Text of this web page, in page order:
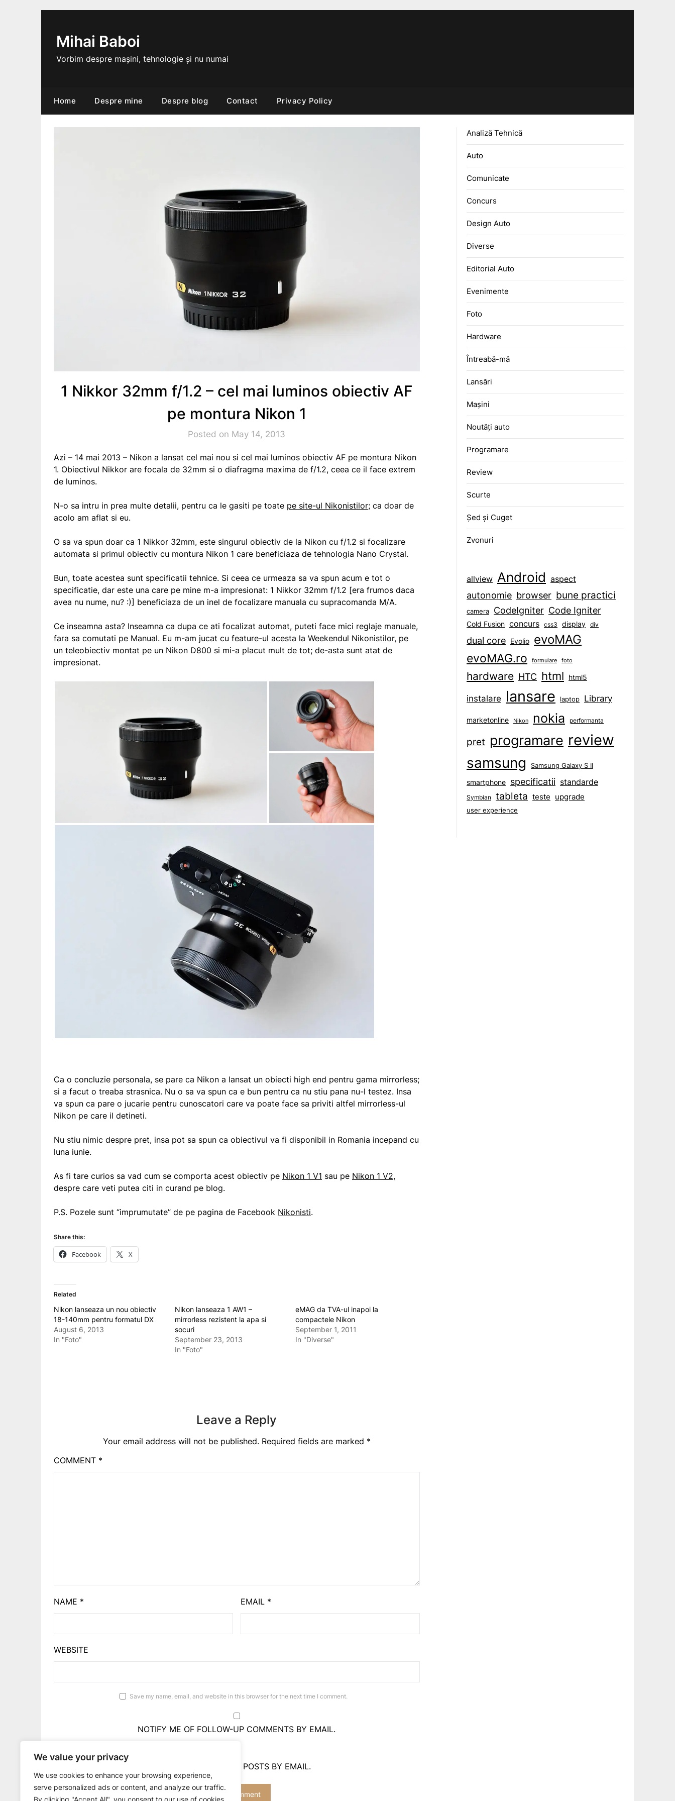
We value your privacy
We use cookies to enhance your browsing experience,
serve personalized ads or content, and analyze our traffic.
By clicking "Accept All", you consent to our use of cookies.
Mihai Baboi
Vorbim despre mașini, tehnologie și nu numai
Home Despre mine Despre blog Contact Privacy Policy
1 Nikkor 32mm f/1.2 – cel mai luminos obiectiv AF
pe montura Nikon 1
Posted on May 14, 2013
Azi – 14 mai 2013 – Nikon a lansat cel mai nou si cel mai luminos obiectiv AF pe montura Nikon
1. Obiectivul Nikkor are focala de 32mm si o diafragma maxima de f/1.2, ceea ce il face extrem
de luminos.
N-o sa intru in prea multe detalii, pentru ca le gasiti pe toate pe site-ul Nikonistilor; ca doar de
acolo am aflat si eu.
O sa va spun doar ca 1 Nikkor 32mm, este singurul obiectiv de la Nikon cu f/1.2 si focalizare
automata si primul obiectiv cu montura Nikon 1 care beneficiaza de tehnologia Nano Crystal.
Bun, toate acestea sunt specificatii tehnice. Si ceea ce urmeaza sa va spun acum e tot o
specificatie, dar este una care pe mine m-a impresionat: 1 Nikkor 32mm f/1.2 [era frumos daca
avea nu nume, nu? :)] beneficiaza de un inel de focalizare manuala cu supracomanda M/A.
Ce inseamna asta? Inseamna ca dupa ce ati focalizat automat, puteti face mici reglaje manuale,
fara sa comutati pe Manual. Eu m-am jucat cu feature-ul acesta la Weekendul Nikonistilor, pe
un teleobiectiv montat pe un Nikon D800 si mi-a placut mult de tot; de-asta sunt atat de
impresionat.
Ca o concluzie personala, se pare ca Nikon a lansat un obiecti high end pentru gama mirrorless;
si a facut o treaba strasnica. Nu o sa va spun ca e bun pentru ca nu stiu pana nu-l testez. Insa
va spun ca pare o jucarie pentru cunoscatori care va poate face sa priviti altfel mirrorless-ul
Nikon pe care il detineti.
Nu stiu nimic despre pret, insa pot sa spun ca obiectivul va fi disponibil in Romania incepand cu
luna iunie.
As fi tare curios sa vad cum se comporta acest obiectiv pe Nikon 1 V1 sau pe Nikon 1 V2,
despre care veti putea citi in curand pe blog.
P.S. Pozele sunt “imprumutate” de pe pagina de Facebook Nikonisti.
Share this:
Facebook X
Related
Nikon lanseaza un nou obiectiv
18-140mm pentru formatul DX
August 6, 2013
In "Foto"
Nikon lanseaza 1 AW1 –
mirrorless rezistent la apa si
socuri
September 23, 2013
In "Foto"
eMAG da TVA-ul inapoi la
compactele Nikon
September 1, 2011
In "Diverse"
Leave a Reply
Your email address will not be published. Required fields are marked *
COMMENT *
NAME * EMAIL *
WEBSITE
Save my name, email, and website in this browser for the next time I comment.
NOTIFY ME OF FOLLOW-UP COMMENTS BY EMAIL.
NOTIFY ME OF NEW POSTS BY EMAIL.
Analiză Tehnică
Auto
Comunicate
Concurs
Design Auto
Diverse
Editorial Auto
Evenimente
Foto
Hardware
Întreabă-mă
Lansări
Mașini
Noutăți auto
Programare
Review
Scurte
Șed și Cuget
Zvonuri
allview Android aspect
autonomie browser bune practici
camera CodeIgniter Code Igniter
Cold Fusion concurs css3 display div
dual core Evolio evoMAG
evoMAG.ro formulare foto
hardware HTC html html5
instalare lansare laptop Library
marketonline Nikon nokia performanta
pret programare review
samsung Samsung Galaxy S II
smartphone specificatii standarde
Symbian tableta teste upgrade
user experience